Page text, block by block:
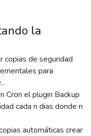
la
copias de seguridad
para
Cron el plugin Backup
cada n dias donde n
automáticas crear